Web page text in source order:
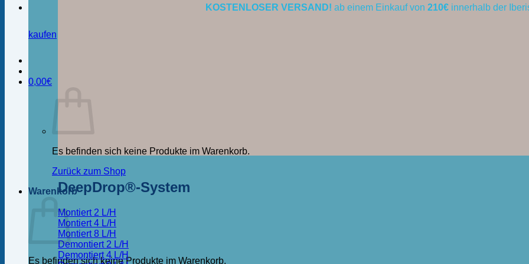
KOSTENLOSER VERSAND! ab einem Einkauf von 210€ innerhalb der
kaufen
0,00€
Es befinden sich keine Produkte im Warenkorb.
Zurück zum Shop
Warenkorb
Es befinden sich keine Produkte im Warenkorb.
DeepDrop®-System
Montiert 2 L/H
Montiert 4 L/H
Montiert 8 L/H
Demontiert 2 L/H
Demontiert 4 L/H